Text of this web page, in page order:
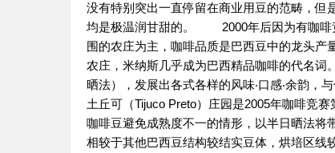
没有特别突出一直停留在商业用豆的范畴，但
均是极温润甘甜的。 2000年后因为有咖啡
围的农庄为主，咖啡品质是巴西豆中的龙头产
农庄，米纳斯几乎成为巴西精品咖啡的代名词
晒法），发展出各式各样的风味‧口感‧余韵
土丘可（Tijuco Preto）庄园是2005年咖啡竞
咖啡豆避免成熟度不一的情形，以半日晒法将
相较于其他巴西豆结构较结实豆体，烘培区线